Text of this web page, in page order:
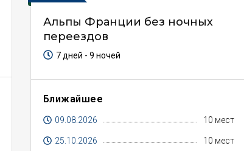
Альпы Франции без ночных
переездов
7 дней - 9 ночей
Ближайшее
09.08.2026 10 мест
25.10.2026 10 мест